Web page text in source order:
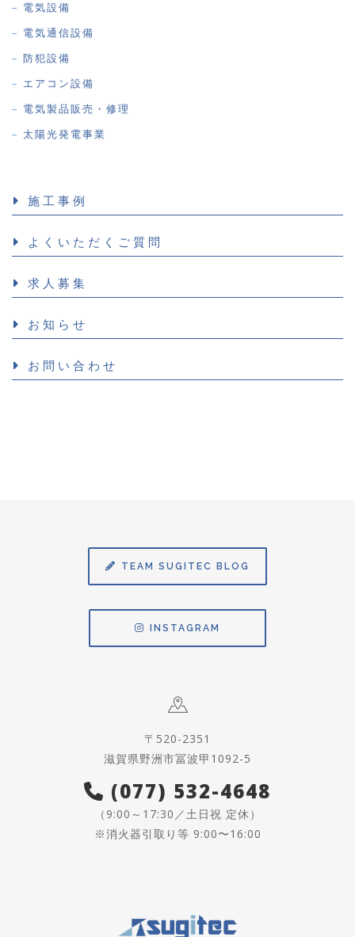
電気設備
電気通信設備
防犯設備
エアコン設備
電気製品販売・修理
太陽光発電事業
施工事例
よくいただくご質問
求人募集
お知らせ
お問い合わせ
TEAM SUGITEC BLOG
INSTAGRAM
〒520-2351
滋賀県野洲市冨波甲1092-5
(077) 532-4648
（9:00～17:30／土日祝 定休）
※消火器引取り等 9:00〜16:00